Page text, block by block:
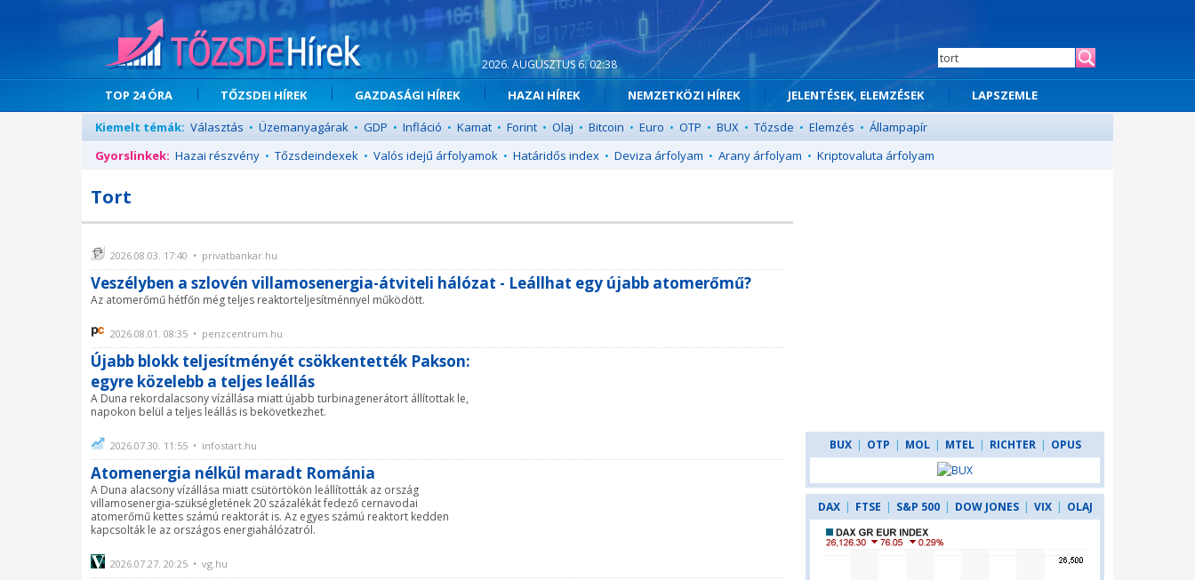
2026. AUGUSZTUS 6. 02:38
TOP 24 ÓRA TŐZSDEI HÍREK GAZDASÁGI HÍREK HAZAI HÍREK NEMZETKÖZI HÍREK JELENTÉSEK, ELEMZÉSEK
LAPSZEMLE
Kiemelt témák: Választás • Üzemanyagárak • GDP • Infláció • Kamat • Forint • Olaj • Bitcoin • Euro • OTP • BUX • Tőzsde • Elemzés • Állampapír
Gyorslinkek: Hazai részvény • Tőzsdeindexek • Valós idejű árfolyamok • Határidős index • Deviza árfolyam • Arany árfolyam • Kriptovaluta árfolyam
Tort
2026.08.03. 17:40 • privatbankar.hu
Veszélyben a szlovén villamosenergia-átviteli hálózat - Leállhat egy újabb atomerőmű?
Az atomerőmű hétfőn még teljes reaktorteljesítménnyel működött.
2026.08.01. 08:35 • penzcentrum.hu
Újabb blokk teljesítményét csökkentették Pakson:
egyre közelebb a teljes leállás
A Duna rekordalacsony vízállása miatt újabb turbinagenerátort állítottak le,
napokon belül a teljes leállás is bekövetkezhet.
2026.07.30. 11:55 • infostart.hu
Atomenergia nélkül maradt Románia
A Duna alacsony vízállása miatt csütörtökön leállították az ország
villamosenergia-szükségletének 20 százalékát fedező cernavodai
atomerőmű kettes számú reaktorát is. Az egyes számú reaktort kedden
kapcsolták le az országos energiahálózatról.
2026.07.27. 20:25 • vg.hu
BUX | OTP | MOL | MTEL | RICHTER | OPUS
DAX | FTSE | S&P 500 | DOW JONES | VIX | OLAJ